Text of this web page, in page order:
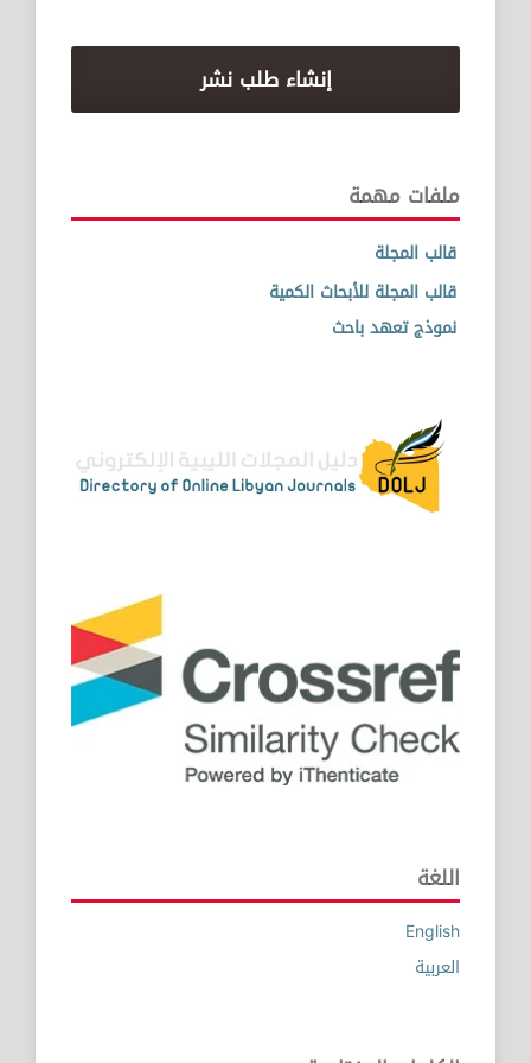
إنشاء طلب نشر
ملفات مهمة
قالب المجلة
قالب المجلة للأبحاث الكمية
نموذج تعهد باحث
اللغة
English
العربية